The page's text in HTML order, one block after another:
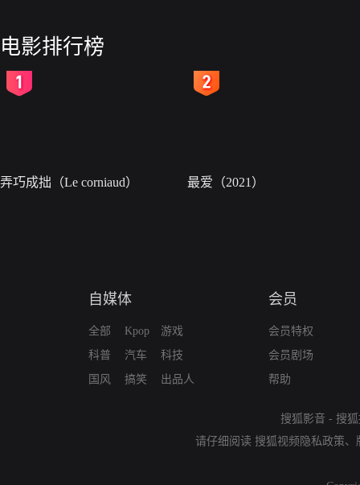
电影排行榜
弄巧成拙（Le corniaud） 最爱（2021）
自媒体
全部
科普
国风
Kpop
汽车
搞笑
游戏
科技
出品人
会员
会员特权
会员剧场
帮助
搜狐影音 - 搜
请仔细阅读 搜狐视频隐私政策、